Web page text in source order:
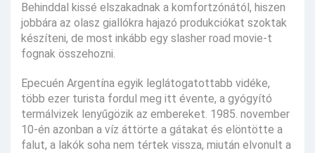
Behinddal kissé elszakadnak a komfortzónától, hiszen
jobbára az olasz giallókra hajazó produkciókat szoktak
készíteni, de most inkább egy slasher road movie-t
fognak összehozni.
Epecuén Argentína egyik leglátogatottabb vidéke,
több ezer turista fordul meg itt évente, a gyógyító
termálvizek lenyűgözik az embereket. 1985. november
10-én azonban a víz áttörte a gátakat és elöntötte a
falut, a lakók soha nem tértek vissza, miután elvonult a